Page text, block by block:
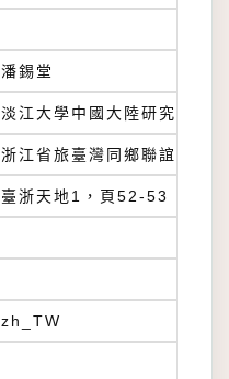
潘錫堂
淡江大學中國大陸研究所
浙江省旅臺灣同鄉聯誼總會
臺浙天地1，頁52-53
zh_TW